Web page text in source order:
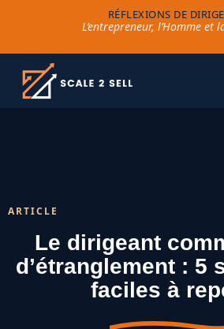
RÉFLEXIONS DE
L’entrepreneur, l’Homme et
ARTICLE
Le dirigeant
d’étranglement : 5
faciles à